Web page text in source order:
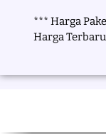
*** Harga
Harga